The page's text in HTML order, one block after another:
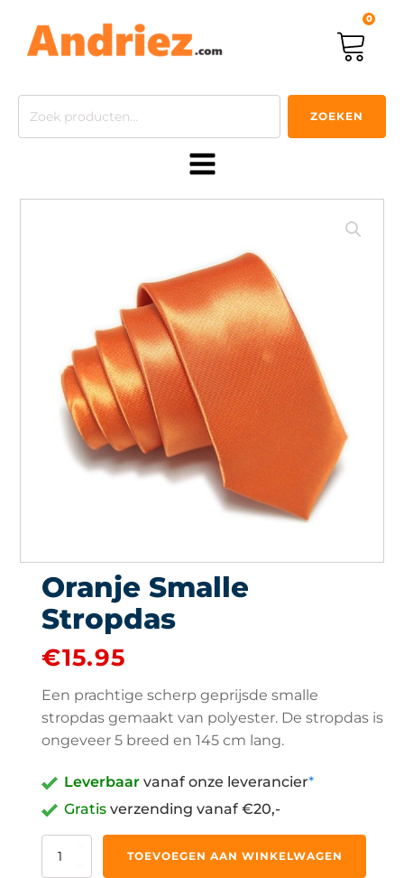
0
Zoeken
ZOEKEN
Oranje Smalle
Stropdas
€15.95
Een prachtige scherp geprijsde smalle
stropdas gemaakt van polyester. De stropdas is
ongeveer 5 breed en 145 cm lang.
Leverbaar vanaf onze leverancier*
Gratis verzending vanaf €20,-
Oranje
TOEVOEGEN AAN WINKELWAGEN